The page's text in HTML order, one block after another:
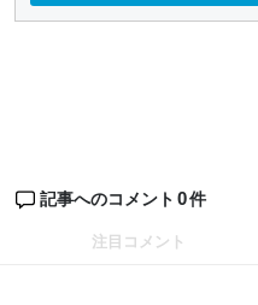
記事へのコメント 0件
注目コメント